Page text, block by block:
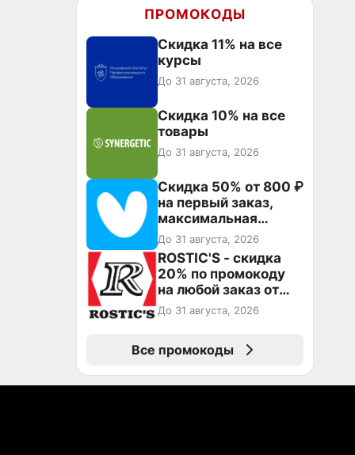
ПРОМОКОДЫ
Скидка 11% на все
курсы
До 31 августа, 2026
Скидка 10% на все
товары
До 31 августа, 2026
Скидка 50% от 800 ₽
на первый заказ,
максимальная
скидка 600 ₽
До 31 августа, 2026
ROSTIC'S - скидка
20% по промокоду
на любой заказ от
3199₽!
До 31 августа, 2026
Все промокоды